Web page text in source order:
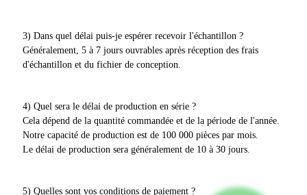
3) Dans quel délai puis-je espérer recevoir l'échantillon ?
Généralement, 5 à 7 jours ouvrables après réception des frais
d'échantillon et du fichier de conception.
4) Quel sera le délai de production en série ?
Cela dépend de la quantité commandée et de la période de l'année.
Notre capacité de production est de 100 000 pièces par mois.
Le délai de production sera généralement de 10 à 30 jours.
5) Quelles sont vos conditions de paiement ?